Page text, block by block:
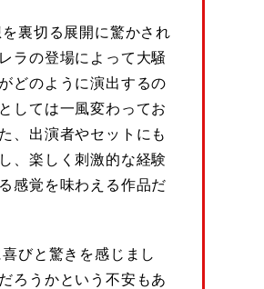
裏切る展開に驚かされ
ラの登場によって大騒
どのように演出するの
しては一風変わってお
、出演者やセットにも
、楽しく刺激的な経験
感覚を味わえる作品だ
びと驚きを感じまし
ろうかという不安もあ